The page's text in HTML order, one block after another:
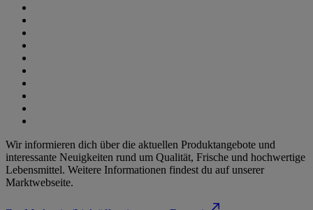
Wir informieren dich über die aktuellen Produktangebote und
interessante Neuigkeiten rund um Qualität, Frische und hochwertige
Lebensmittel. Weitere Informationen findest du auf unserer
Marktwebseite.